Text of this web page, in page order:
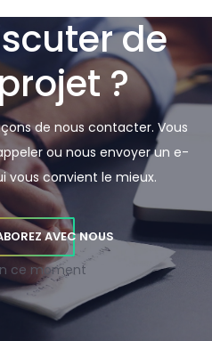
de
?
de nous contacter. Vous
ou nous envoyer un e-
vous convient le mieux.
AVEC NOUS
ce moment